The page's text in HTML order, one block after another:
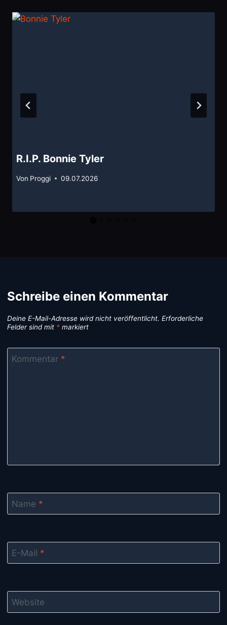
R.I.P. Bonnie Tyler
Von Proggi 09.07.2026
Schreibe einen Kommentar
Deine E-Mail-Adresse wird nicht veröffentlicht. Erforderliche
Felder sind mit * markiert
Kommentar *
Name *
E-Mail *
Website